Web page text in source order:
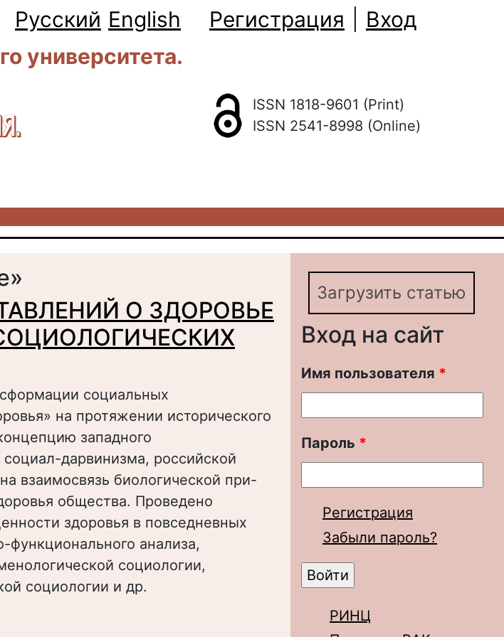
Русский English Регистрация
Вход
университета.
ISSN 1818-9601 (Print)
ISSN 2541-8998 (Online)
О ЗДОРОВЬЕ
социальных
на протяжении исторического
западного
дарвинизма, российской
взаимосвязь биологической при-
общества. Проведено
здоровья в повседневных
функционального анализа,
социологии,
социологии и др.
Загрузить статью
Вход на сайт
Имя пользователя *
Пароль *
Регистрация
Забыли пароль?
РИНЦ